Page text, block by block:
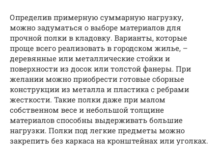
Определив примерную суммарную нагрузку,
можно задуматься о выборе материалов для
прочной полки в кладовку. Варианты, которые
проще всего реализовать в городском жилье, –
деревянные или металлические стойки и
поверхности из досок или толстой фанеры. При
желании можно приобрести готовые сборные
конструкции из металла и пластика с ребрами
жесткости. Такие полки даже при малом
собственном весе и небольшой толщине
материалов способны выдерживать большие
нагрузки. Полки под легкие предметы можно
закрепить без каркаса на кронштейнах или уголках.